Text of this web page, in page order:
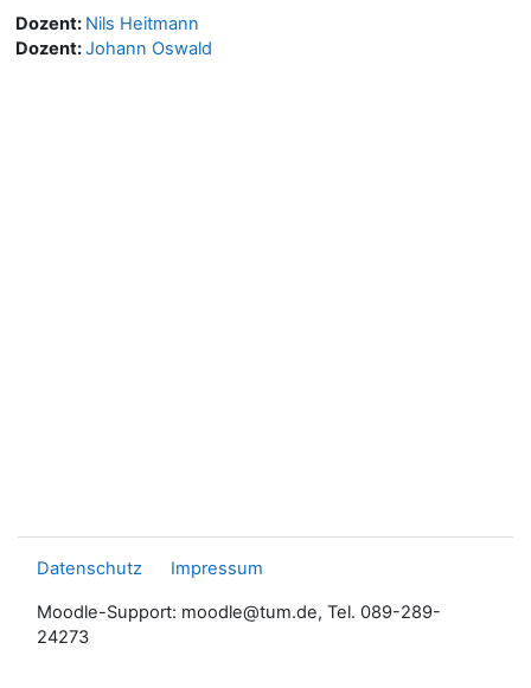
Dozent: Nils Heitmann
Dozent:Johann Oswald
Datenschutz Impressum
Moodle-Support: moodle@tum.de, Tel. 089-289-
24273